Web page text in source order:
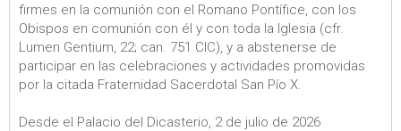
firmes en la comunión con el Romano Pontífice, con los
Obispos en comunión con él y con toda la Iglesia (cfr.
Lumen Gentium, 22; can. 751 CIC), y a abstenerse de
participar en las celebraciones y actividades promovidas
por la citada Fraternidad Sacerdotal San Pío X.
Desde el Palacio del Dicasterio, 2 de julio de 2026